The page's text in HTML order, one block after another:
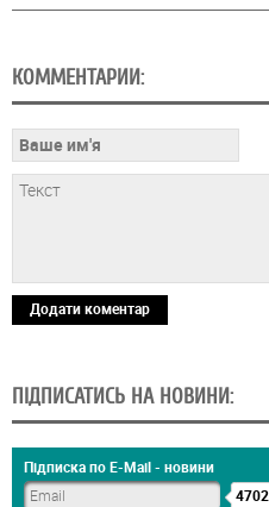
КОММЕНТАРИИ:
Додати коментар
ПІДПИСАТИСЬ НА НОВИНИ:
Підписка по E-Mail - новини
4702